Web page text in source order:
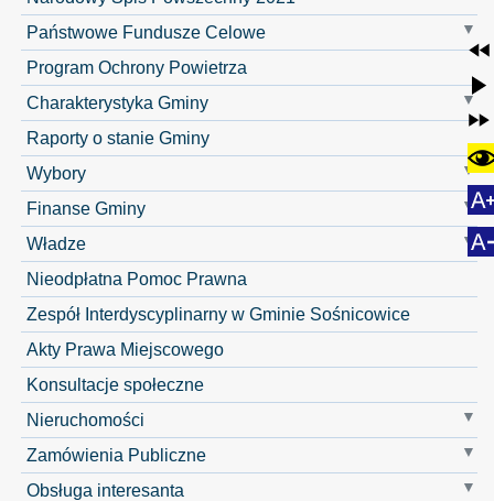
Państwowe Fundusze Celowe
Program Ochrony Powietrza
Charakterystyka Gminy
Raporty o stanie Gminy
Wybory
Finanse Gminy
Władze
Nieodpłatna Pomoc Prawna
Zespół Interdyscyplinarny w Gminie Sośnicowice
Akty Prawa Miejscowego
Konsultacje społeczne
Nieruchomości
Zamówienia Publiczne
Obsługa interesanta